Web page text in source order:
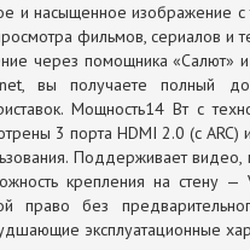
и насыщенное
фильмов, сериалов и
через помощника «Салют»
вы получаете полный
Мощность14 Вт с
3 порта HDMI 2.0 (с
Поддерживает видео,
крепления на стену
право без
эксплуатационные